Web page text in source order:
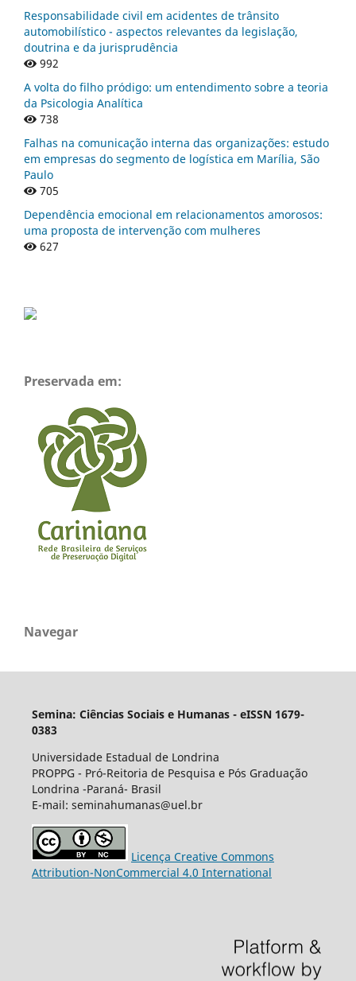
Responsabilidade civil em acidentes de trânsito
automobilístico - aspectos relevantes da legislação,
doutrina e da jurisprudência
992
A volta do filho pródigo: um entendimento sobre a teoria
da Psicologia Analítica
738
Falhas na comunicação interna das organizações: estudo
em empresas do segmento de logística em Marília, São
Paulo
705
Dependência emocional em relacionamentos amorosos:
uma proposta de intervenção com mulheres
627
Preservada em:
Navegar
Semina: Ciências Sociais e Humanas - eISSN 1679-
0383
Universidade Estadual de Londrina
PROPPG - Pró-Reitoria de Pesquisa e Pós Graduação
Londrina -Paraná- Brasil
E-mail: seminahumanas@uel.br
Licença Creative Commons
Attribution-NonCommercial 4.0 International